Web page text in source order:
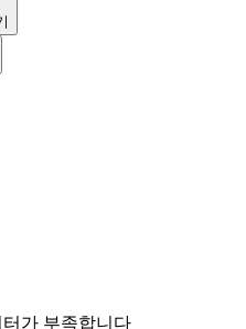
가 부족합니다